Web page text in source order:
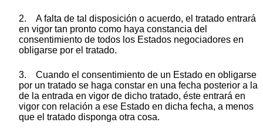
2. A falta de tal disposición o acuerdo, el tratado entrará
en vigor tan pronto como haya constancia del
consentimiento de todos los Estados negociadores en
obligarse por el tratado.
3. Cuando el consentimiento de un Estado en obligarse
por un tratado se haga constar en una fecha posterior a la
de la entrada en vigor de dicho tratado, éste entrará en
vigor con relación a ese Estado en dicha fecha, a menos
que el tratado disponga otra cosa.